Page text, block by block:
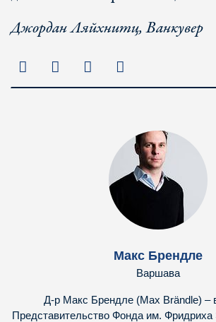
Джордан Ляйхнитц, Ванкувер
Макс Брендле
Варшава
Д-р Макс Брендле (Max Brändle) –
Представительство Фонда им.